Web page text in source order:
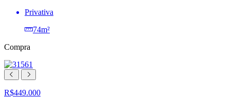
Privativa
74m²
Compra
R$449.000